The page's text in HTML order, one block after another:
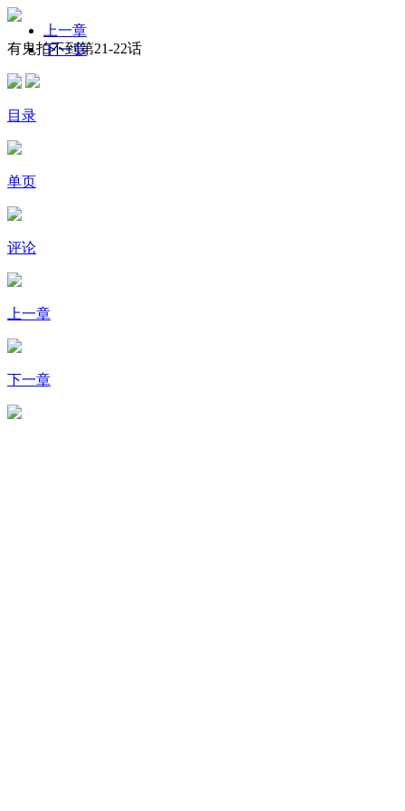
有鬼拍不到第21-22话
上一章
下一章
目录
单页
评论
上一章
下一章